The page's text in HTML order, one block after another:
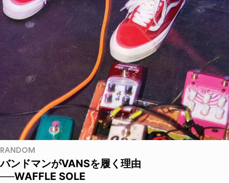
RANDOM
バンドマンがVANSを履く理由
──WAFFLE SOLE